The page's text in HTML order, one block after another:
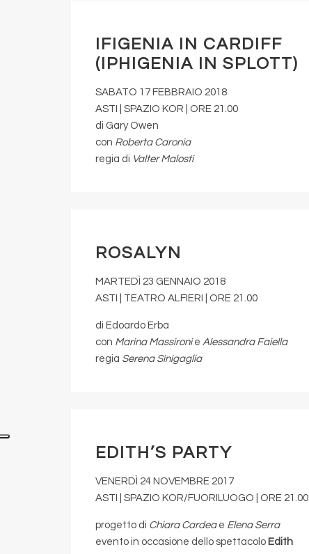
IFIGENIA IN CARDIFF
(IPHIGENIA IN SPLOTT)
SABATO 17 FEBBRAIO 2018
ASTI | SPAZIO KOR | ORE 21.00
di Gary Owen
con Roberta Caronia
regia di Valter Malosti
ROSALYN
MARTEDÌ 23 GENNAIO 2018
ASTI | TEATRO ALFIERI | ORE 21.00
di Edoardo Erba
con Marina Massironie Alessandra Faiella
regia Serena Sinigaglia
EDITH’S PARTY
VENERDÌ 24 NOVEMBRE 2017
ASTI | SPAZIO KOR/FUORILUOGO | ORE 21.00
progetto di Chiara Cardeae Elena Serra
evento in occasione dello spettacolo Edith